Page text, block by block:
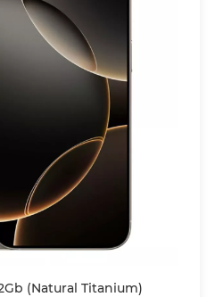
(Natural Titanium)